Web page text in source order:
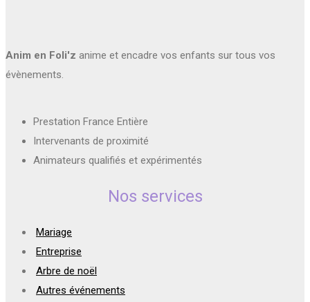
Anim en Foli'z anime et encadre vos enfants sur tous vos
évènements.
Prestation France Entière
Intervenants de proximité
Animateurs qualifiés et expérimentés
Nos services
Mariage
Entreprise
Arbre de noël
Autres événements